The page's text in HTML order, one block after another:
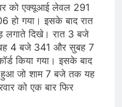
को एक्यूआई लेवल 291
हो गया। इसके बाद रात
दिखे। रात 3 बजे
4 बजे 341 और सुबह 7
किया गया। इसके बाद
जो शाम 7 बजे तक यह
को एक बार फिर